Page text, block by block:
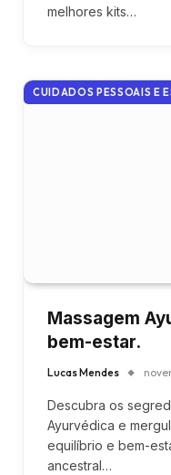
melhores kits…
CUIDADOS PESSOAIS E
Massagem
bem-estar.
Lucas Mendes
Descubra os
Ayurvédica e
equilíbrio e bem-
ancestral…